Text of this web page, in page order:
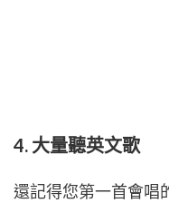
4. 大量聽英文歌
還記得您第一首會唱